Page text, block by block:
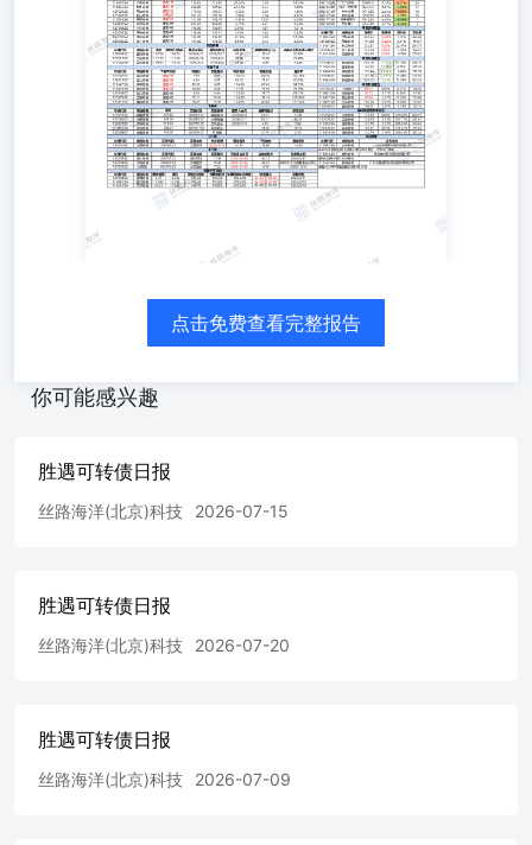
所载的所有信息均以本公司认为准确、可靠的来源获取，但
本公司不保证本报告所述信息的准确性和完整性，本报告的
使用者不应认为本报告所载的信息是准确和完整的而加以依
赖，本公司不对因本报告所载信息的不合理、不准确或遗漏
导致的任何损失或损害承担任何责任。4.本报告是本公司依
据合理的内部程序独立做出的，所载的观点仅是报告当日的
观点，且上述观点后续可能发生变化，在不同时期，本公司
可能会发出与本报告观点不一致的研究报告，本公司不承担
及时更新和通知的义务。5.本公司对本报告的所有信息表达
与本公司业务利益存在直接或间接联系不做任何保证，相关
风险请本报告的使用者独立做出评估，本公司不承担由此可
经本公司书面许可任何个人和机构不得以任何形式复制、翻
版、篡改、引用、刊登或发表等。7.本公司发布的报告和信
的最终解释权归本公司所有。
点击免费查看完整报告
你可能感兴趣
胜遇可转债日报
丝路海洋(北京)科技 2026-07-15
胜遇可转债日报
丝路海洋(北京)科技 2026-07-20
胜遇可转债日报
丝路海洋(北京)科技 2026-07-09